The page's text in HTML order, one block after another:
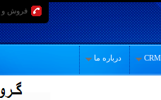
فروش و آموزش
درباره ما